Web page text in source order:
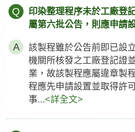
Q
印染整理程序未於工廠登
屬第六批公告，則應申請
該製程雖於公告前即已設
機關所核發之工廠登記證
業，故該製程應屬違章製
程應先申請設置並取得許
事...<詳全文>